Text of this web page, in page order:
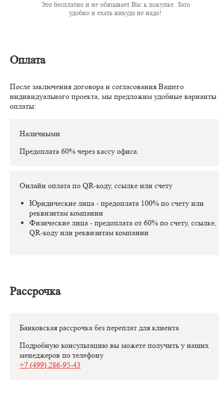
Это бесплатно и не обязывает Вас к покупке. Зато
удобно и ехать никуда не надо!
Оплата
После заключения договора и согласования Вашего
индивидуального проекта, мы предложим удобные варианты
оплаты:
Наличными
Предоплата 60% через кассу офиса.
Онлайн оплата по QR-коду, ссылке или счету
Юридические лица - предоплата 100% по счету или
реквизитам компании
Физические лица - предоплата от 60% по счету, ссылке,
QR-коду или реквизитам компании
Рассрочка
Банковская рассрочка без переплат для клиента
Подробную консультацию вы можете получить у наших
менеджеров по телефону
+7 (499) 286-95-43